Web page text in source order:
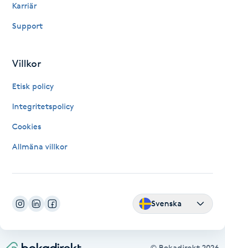
Skoinlägg
Skäggfärgning
Skäggklippning
Skönhet
Sockring
Karriär
Support
Villkor
Etisk policy
Integritetspolicy
Cookies
Allmäna villkor
Svenska